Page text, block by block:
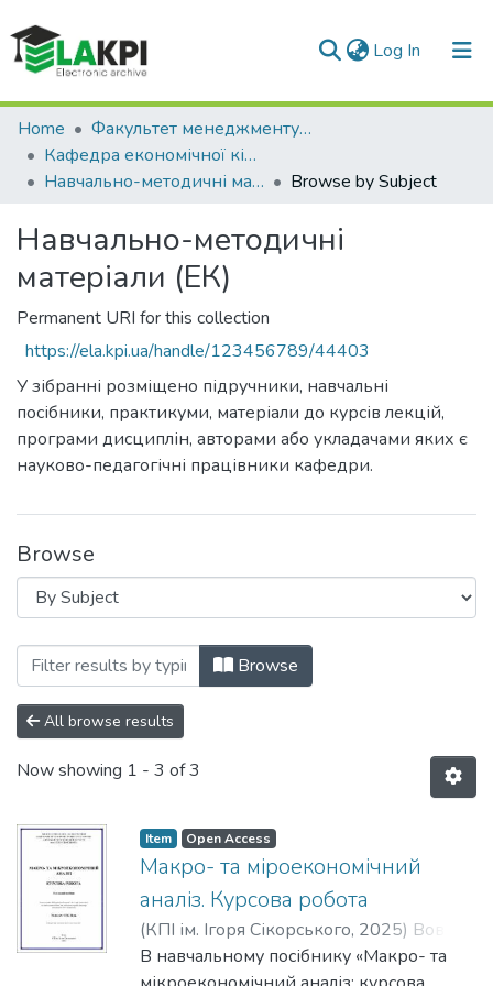
Log In (current)
Communities & Collections
All of DSpace
Home
Факультет менеджменту та маркетингу (ФММ)
Кафедра економічної кібернетики (ЕК)
Навчально-методичні матеріали (ЕК)
Browse by Subject
Навчально-методичні
матеріали (ЕК)
Permanent URI for this collection
https://ela.kpi.ua/handle/123456789/44403
У зібранні розміщено підручники, навчальні
посібники, практикуми, матеріали до курсів лекцій,
програми дисциплін, авторами або укладачами яких є
науково-педагогічні працівники кафедри.
Browse
Browsing Навчально-методичні
Browse
All browse results
Now showing 1 - 3 of 3
Item Open Access
Макро- та міроекономічний
аналіз. Курсова робота
(КПІ ім. Ігоря Сікорського, 2025) Вовк,
Ольга Миколаївна
В навчальному посібнику «Макро- та